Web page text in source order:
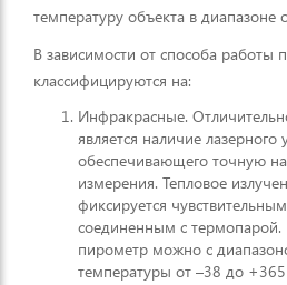
температуру объекта в диапазоне
В зависимости от способа работы
классифицируются на:
Инфракрасные.
является наличие лазерного
обеспечивающего точную
измерения. Тепловое
фиксируется
соединенным с термопарой.
пирометр можно с
температуры от –38 до +365